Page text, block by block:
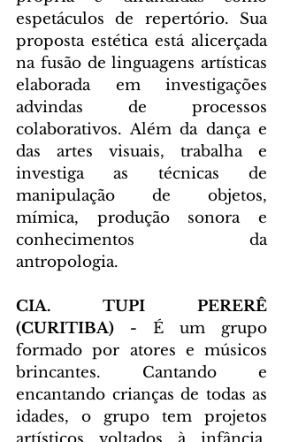
espetáculos de repertório. Sua
proposta estética está alicerçada
na fusão de linguagens artísticas
elaborada em investigações
advindas de processos
colaborativos. Além da dança e
das artes visuais, trabalha e
investiga as técnicas de
manipulação de objetos,
mímica, produção sonora e
conhecimentos da
antropologia.
CIA. TUPI PERERÊ
(CURITIBA) - É um grupo
formado por atores e músicos
brincantes. Cantando e
encantando crianças de todas as
idades, o grupo tem projetos